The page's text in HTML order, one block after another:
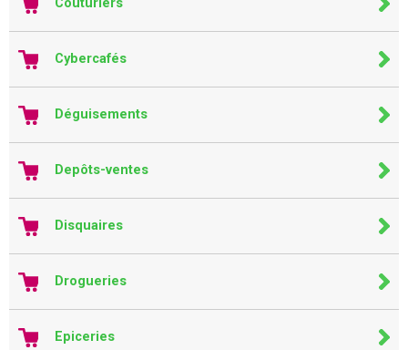
Couturiers
Cybercafés
Déguisements
Depôts-ventes
Disquaires
Drogueries
Epiceries